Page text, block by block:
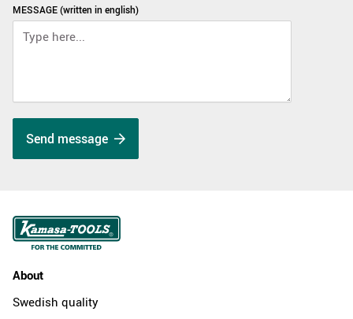
MESSAGE (written in english)
Send message
About
Swedish quality